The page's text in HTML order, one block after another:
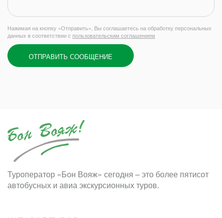
Нажимая на кнопку «Отправить», Вы соглашаетесь на обработку персональных
данных в соответствии с пользовательским соглашением
ОТПРАВИТЬ СООБЩЕНИЕ
Туроператор «Бон Вояж» сегодня – это более пятисот
автобусных и авиа экскурсионных туров.